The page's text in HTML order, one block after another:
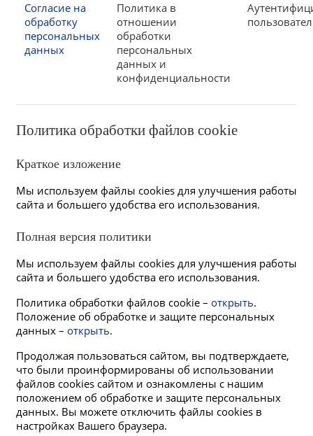
Согласие на
обработку
персональных
данных
Политика в
отношении
обработки
персональных
данных и
конфиденциальности
Политика обработки файлов cookie
Краткое изложение
Мы используем файлы cookies для улучшения работы
сайта и большего удобства его использования.
Полная версия политики
Мы используем файлы cookies для улучшения работы
сайта и большего удобства его использования.
Политика обработки файлов cookie – открыть.
Положение об обработке и защите персональных
данных – открыть.
Продолжая пользоваться сайтом, вы подтверждаете,
что были проинформированы об использовании
файлов cookies сайтом и ознакомлены с нашим
положением об обработке и защите персональных
данных. Вы можете отключить файлы cookies в
настройках Вашего браузера.